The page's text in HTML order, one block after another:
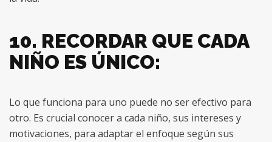
10. RECORDAR QUE CADA
NIÑO ES ÚNICO:
Lo que funciona para uno puede no ser efectivo para
otro. Es crucial conocer a cada niño, sus intereses y
motivaciones, para adaptar el enfoque según sus